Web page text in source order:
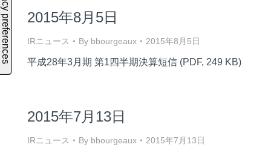
2015年8月5日
IRニュース By bbourgeaux 2015年8月5日
平成28年3月期 第1四半期決算短信 (PDF, 249 KB)
2015年7月13日
IRニュース By bbourgeaux 2015年7月13日